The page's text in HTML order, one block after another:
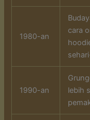
1980-an
cara
1990-an
lebih